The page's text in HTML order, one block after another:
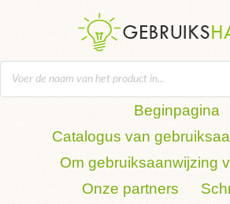
Beginpagina
Catalogus van
Om gebruiksaanwijzing
Onze partners